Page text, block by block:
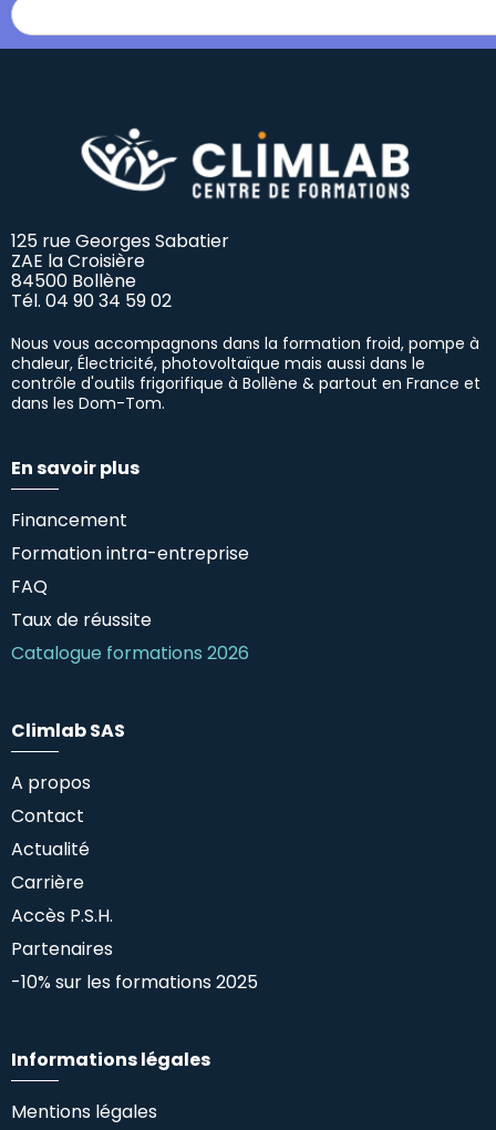
125 rue Georges Sabatier
ZAE la Croisière
84500 Bollène
Tél. 04 90 34 59 02
Nous vous accompagnons dans la formation froid, pompe à
chaleur, Électricité, photovoltaïque mais aussi dans le
contrôle d'outils frigorifique à Bollène & partout en France et
dans les Dom-Tom.
En savoir plus
Financement
Formation intra-entreprise
FAQ
Taux de réussite
Catalogue formations 2026
Climlab SAS
A propos
Contact
Actualité
Carrière
Accès P.S.H.
Partenaires
-10% sur les formations 2025
Informations légales
Mentions légales